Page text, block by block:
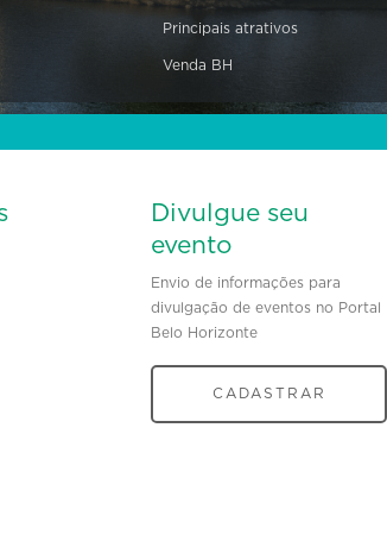
Principais atrativos
Venda BH
Divulgue seu
evento
Envio de informações para
divulgação de eventos no Portal
Belo Horizonte
CADASTRAR